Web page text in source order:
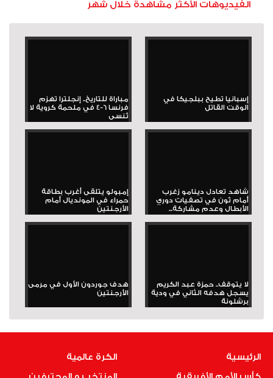
الفيديوهات الأكثر مشاهدة خلال شهر
إسبانيا تطيح ببلجيكا في
الوقت القاتل
مباراة للتاريخ.. إنجلترا تهزم
فرنسا 6-4 في ملحمة كروية لا
تُنسى
شاهد تعادل دينامو زغرب
أمام ثون في تصفيات دوري
الأبطال وعدم مشاركة...
إمبولو يتلقى أغرب بطاقة
حمراء في المونديال أمام
الأرجنتين
لا يتوقف.. حمزة عبد الكريم
يسجل هدفه الثاني في ودية
برشلونة
هدف جوردون الأول في مرمى
الأرجنتين
الرئيسية
الكرة عالمية